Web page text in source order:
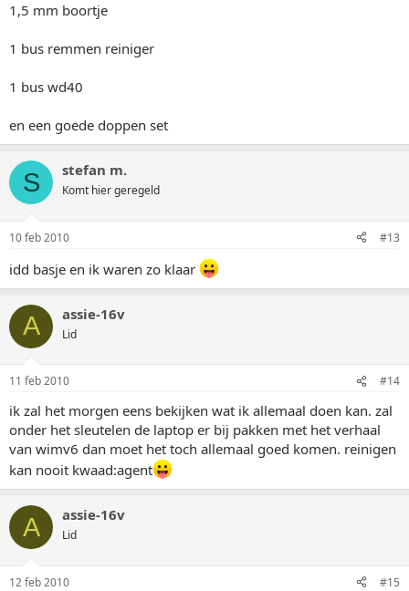
1,5 mm boortje
1 bus remmen reiniger
1 bus wd40
en een goede doppen set
S stefan m.
Komt hier geregeld
10 feb 2010 #13
idd basje en ik waren zo klaar
A assie-16v
Lid
11 feb 2010 #14
ik zal het morgen eens bekijken wat ik allemaal doen kan. zal
onder het sleutelen de laptop er bij pakken met het verhaal
van wimv6 dan moet het toch allemaal goed komen. reinigen
kan nooit kwaad:agent
A assie-16v
Lid
12 feb 2010 #15